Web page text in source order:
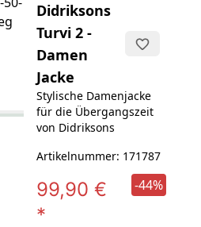
Didriksons
Turvi 2 -
Damen
Jacke
Stylische Damenjacke
für die Übergangszeit
von Didriksons
Artikelnummer: 171787
99,90 €
*
-44%